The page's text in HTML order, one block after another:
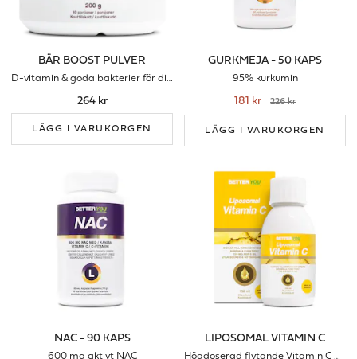
BÄR BOOST PULVER
D-vitamin & goda bakterier för ditt immunförsvar
264 kr
LÄGG I VARUKORGEN
GURKMEJA - 50 KAPS
95% kurkumin
181 kr 226 kr
LÄGG I VARUKORGEN
NAC - 90 KAPS
600 mg aktivt NAC
LIPOSOMAL VITAMIN C
Högdoserad flytande Vitamin C med smak av ananas